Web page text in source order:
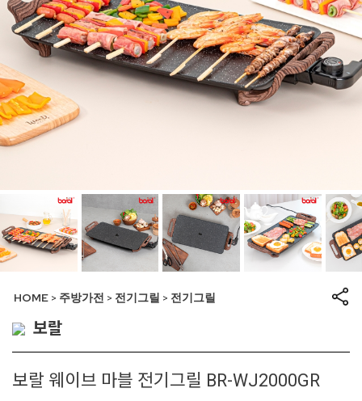
HOME > 주방가전 > 전기그릴 > 전기그릴
보랄
보랄 웨이브 마블 전기그릴 BR-WJ2000GR